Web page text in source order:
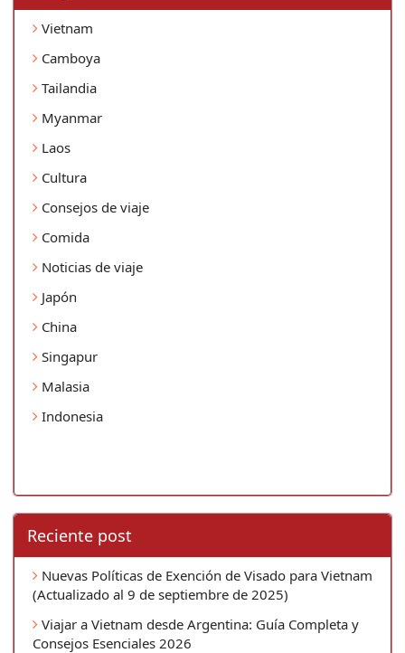
Vietnam
Camboya
Tailandia
Myanmar
Laos
Cultura
Consejos de viaje
Comida
Noticias de viaje
Japón
China
Singapur
Malasia
Indonesia
Reciente post
Nuevas Políticas de Exención de Visado para Vietnam
(Actualizado al 9 de septiembre de 2025)
Viajar a Vietnam desde Argentina: Guía Completa y
Consejos Esenciales 2026